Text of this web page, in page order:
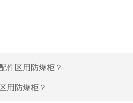
件区用防爆柜？
用防爆柜？